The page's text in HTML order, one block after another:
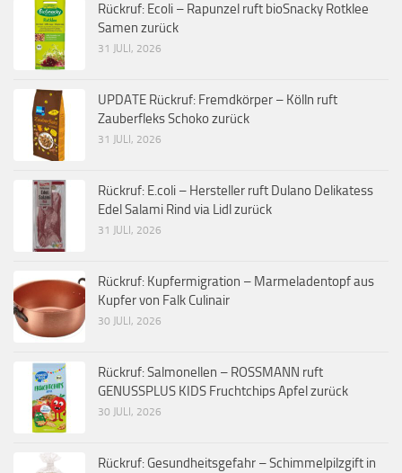
Rückruf: Ecoli – Rapunzel ruft bioSnacky Rotklee
Samen zurück
31 JULI, 2026
UPDATE Rückruf: Fremdkörper – Kölln ruft
Zauberfleks Schoko zurück
31 JULI, 2026
Rückruf: E.coli – Hersteller ruft Dulano Delikatess
Edel Salami Rind via Lidl zurück
31 JULI, 2026
Rückruf: Kupfermigration – Marmeladentopf aus
Kupfer von Falk Culinair
30 JULI, 2026
Rückruf: Salmonellen – ROSSMANN ruft
GENUSSPLUS KIDS Fruchtchips Apfel zurück
30 JULI, 2026
Rückruf: Gesundheitsgefahr – Schimmelpilzgift in